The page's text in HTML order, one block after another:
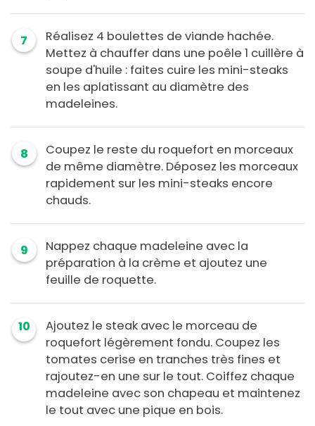
7
Réalisez 4 boulettes de viande hachée.
Mettez à chauffer dans une poêle 1 cuillère à
soupe d'huile : faites cuire les mini-steaks
en les aplatissant au diamètre des
madeleines.
8
Coupez le reste du roquefort en morceaux
de même diamètre. Déposez les morceaux
rapidement sur les mini-steaks encore
chauds.
9
Nappez chaque madeleine avec la
préparation à la crème et ajoutez une
feuille de roquette.
10
Ajoutez le steak avec le morceau de
roquefort légèrement fondu. Coupez les
tomates cerise en tranches très fines et
rajoutez-en une sur le tout. Coiffez chaque
madeleine avec son chapeau et maintenez
le tout avec une pique en bois.